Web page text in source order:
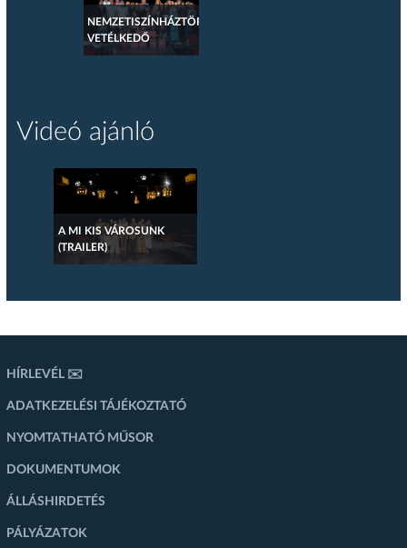
NEMZETISZÍNHÁZTÖRTÉNETI
VETÉLKEDŐ
Videó ajánló
A MI KIS VÁROSUNK
(TRAILER)
HÍRLEVÉL ✉️
ADATKEZELÉSI TÁJÉKOZTATÓ
NYOMTATHATÓ MŰSOR
DOKUMENTUMOK
ÁLLÁSHIRDETÉS
PÁLYÁZATOK